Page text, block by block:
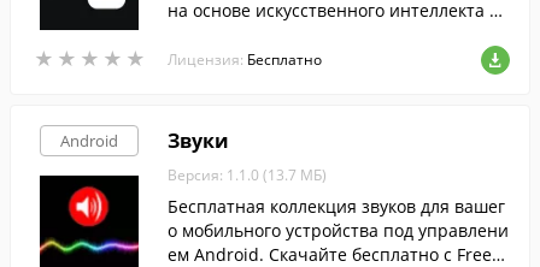
★ ★ ★ ★ ★
★ ★ ★ ★ ★
на основе искусственного интеллекта и
альных персонажей.
Лицензия: Бесплатно
Android Звуки
Версия: 1.1.0 (13.7 МБ)
Бесплатная коллекция звуков для вашег
о мобильного устройства под управлени
ем Android. Скачайте бесплатно с FreeS